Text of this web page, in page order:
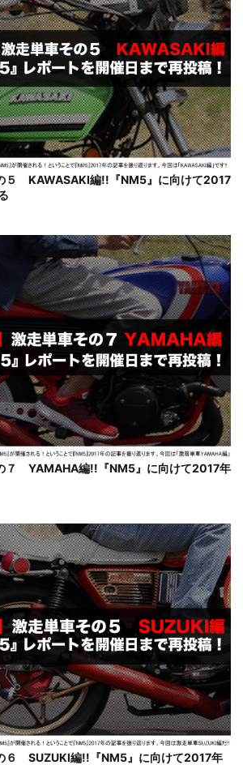
５ KAWASAKI編!!『NM5』に向けて2017
７ YAMAHA編!!『NM5』に向けて2017年
６ SUZUKI編!!『NM5』に向けて2017年